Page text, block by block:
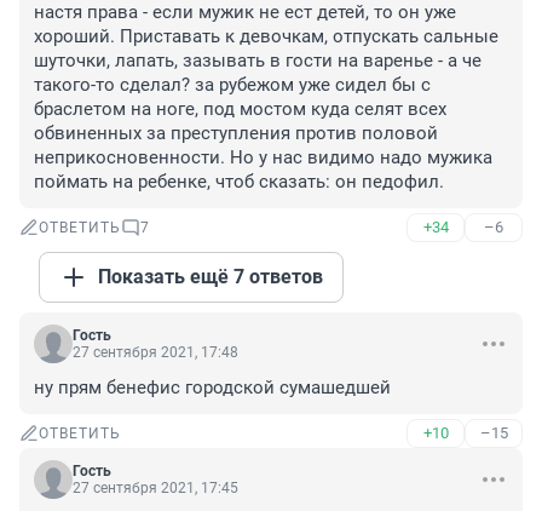
настя права - если мужик не ест детей, то он уже
хороший. Приставать к девочкам, отпускать сальные
шуточки, лапать, зазывать в гости на варенье - а че
такого-то сделал? за рубежом уже сидел бы с
браслетом на ноге, под мостом куда селят всех
обвиненных за преступления против половой
неприкосновенности. Но у нас видимо надо мужика
поймать на ребенке, чтоб сказать: он педофил.
ОТВЕТИТЬ 7 +34 –6
Показать ещё 7 ответов
Гость
27 сентября 2021, 17:48
ну прям бенефис городской сумашедшей
ОТВЕТИТЬ +10 –15
Гость
27 сентября 2021, 17:45